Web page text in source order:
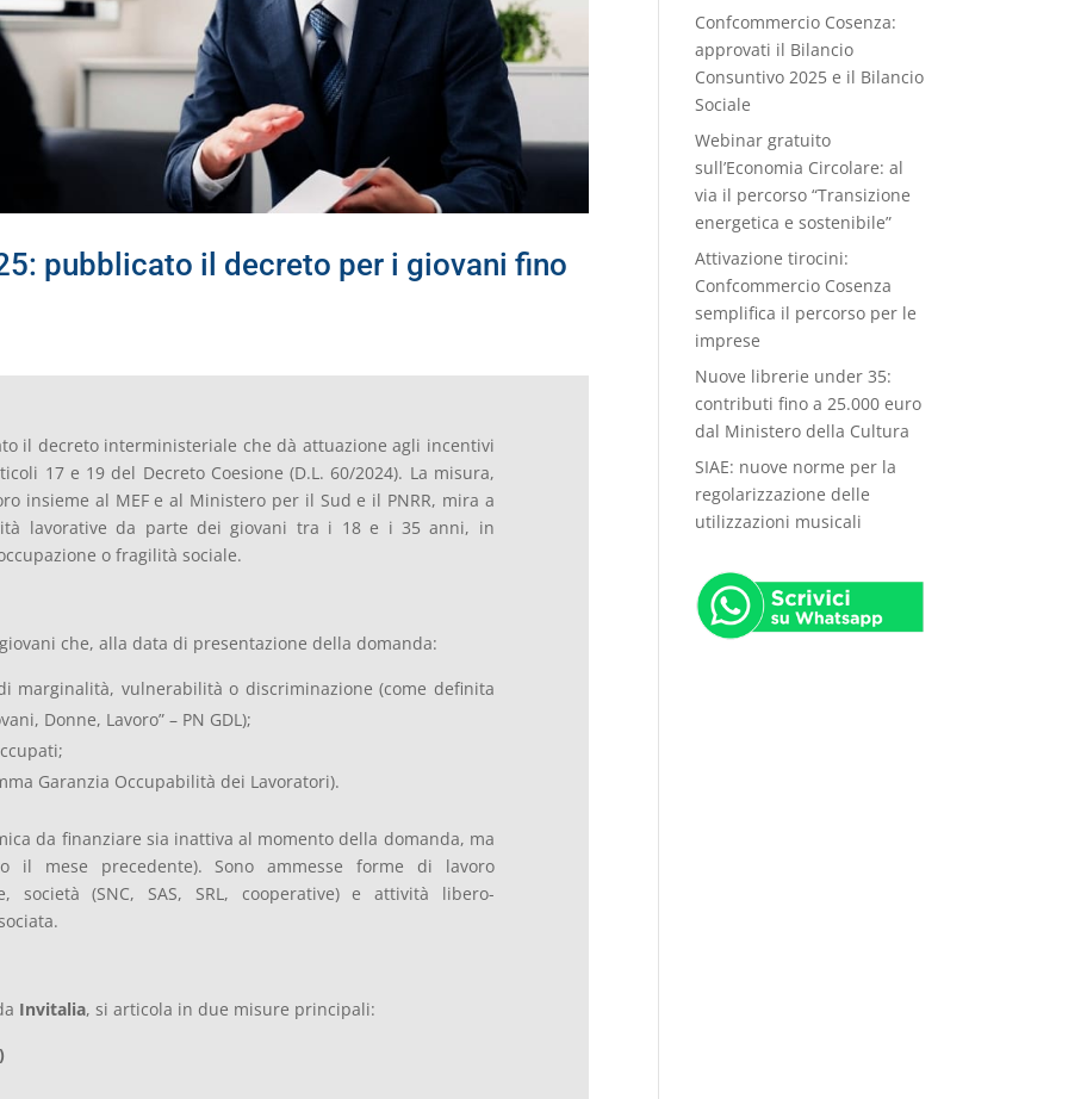
pubblicato il decreto per i giovani fino
il decreto interministeriale che dà attuazione agli incentivi
17 e 19 del Decreto Coesione (D.L. 60/2024). La misura,
insieme al MEF e al Ministero per il Sud e il PNRR, mira a
lavorative da parte dei giovani tra i 18 e i 35 anni, in
o fragilità sociale.
che, alla data di presentazione della domanda:
marginalità, vulnerabilità o discriminazione (come definita
Donne, Lavoro” – PN GDL);
Garanzia Occupabilità dei Lavoratori).
da finanziare sia inattiva al momento della domanda, ma
il mese precedente). Sono ammesse forme di lavoro
società (SNC, SAS, SRL, cooperative) e attività libero-
Invitalia, si articola in due misure principali:
Confcommercio Cosenza:
approvati il Bilancio
Consuntivo 2025 e il Bilancio
Sociale
Webinar gratuito
sull’Economia Circolare: al
via il percorso “Transizione
energetica e sostenibile”
Attivazione tirocini:
Confcommercio Cosenza
semplifica il percorso per le
imprese
Nuove librerie under 35:
contributi fino a 25.000 euro
dal Ministero della Cultura
SIAE: nuove norme per la
regolarizzazione delle
utilizzazioni musicali